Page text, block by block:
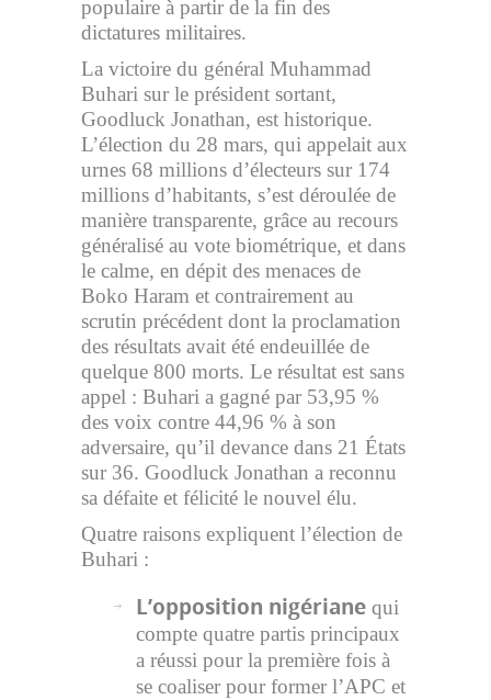
populaire à partir de la fin des
dictatures militaires.
La victoire du général Muhammad
Buhari sur le président sortant,
Goodluck Jonathan, est historique.
L’élection du 28 mars, qui appelait aux
urnes 68 millions d’électeurs sur 174
millions d’habitants, s’est déroulée de
manière transparente, grâce au recours
généralisé au vote biométrique, et dans
le calme, en dépit des menaces de
Boko Haram et contrairement au
scrutin précédent dont la proclamation
des résultats avait été endeuillée de
quelque 800 morts. Le résultat est sans
appel : Buhari a gagné par 53,95 %
des voix contre 44,96 % à son
adversaire, qu’il devance dans 21 États
sur 36. Goodluck Jonathan a reconnu
sa défaite et félicité le nouvel élu.
Quatre raisons expliquent l’élection de
Buhari :
L’opposition nigériane qui
compte quatre partis principaux
a réussi pour la première fois à
se coaliser pour former l’APC et